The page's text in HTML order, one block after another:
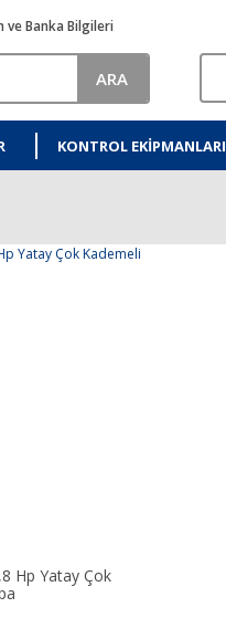
ve Banka Bilgileri
ARA
KONTROL EKIPMANLARI
Hp Yatay Çok